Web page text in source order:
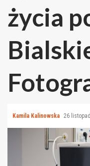
życia
Kamila Kalinowska 26